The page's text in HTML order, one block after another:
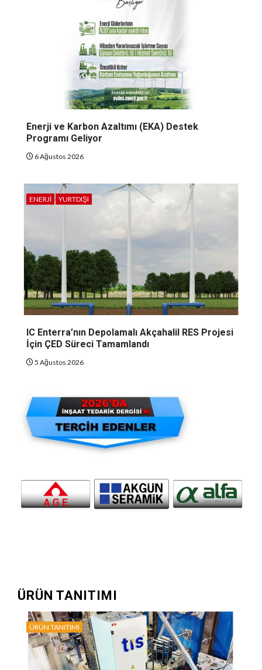
Enerji ve Karbon Azaltımı (EKA) Destek
Programı Geliyor
6 Ağustos 2026
ENERJI YURTDIŞI
IC Enterra’nın Depolamalı Akçahalil RES Projesi
İçin ÇED Süreci Tamamlandı
5 Ağustos 2026
ÜRÜN TANITIMI
ÜRÜN TANITIMI